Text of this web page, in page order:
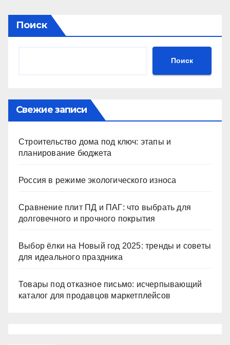
Поиск
Поиск
Свежие записи
Строительство дома под ключ: этапы и
планирование бюджета
Россия в режиме экологического износа
Сравнение плит ПД и ПАГ: что выбрать для
долговечного и прочного покрытия
Выбор ёлки на Новый год 2025: тренды и советы
для идеального праздника
Товары под отказное письмо: исчерпывающий
каталог для продавцов маркетплейсов